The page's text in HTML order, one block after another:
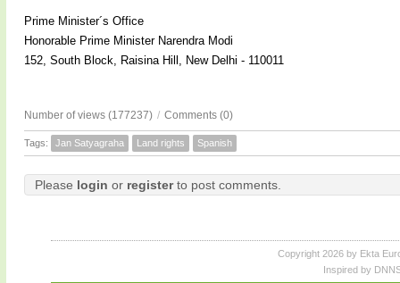
Prime Minister´s Office
Honorable Prime Minister Narendra Modi
152, South Block, Raisina Hill, New Delhi - 110011
Number of views (177237) / Comments (0)
Tags: Jan Satyagraha Land rights Spanish
Please login or registerto post comments.
Copyright 2026 by Ekta
Inspired by